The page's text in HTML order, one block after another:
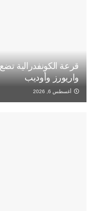
قرعة الكونفدرالية
واريورز وأوديب
أغسطس 6, 2026